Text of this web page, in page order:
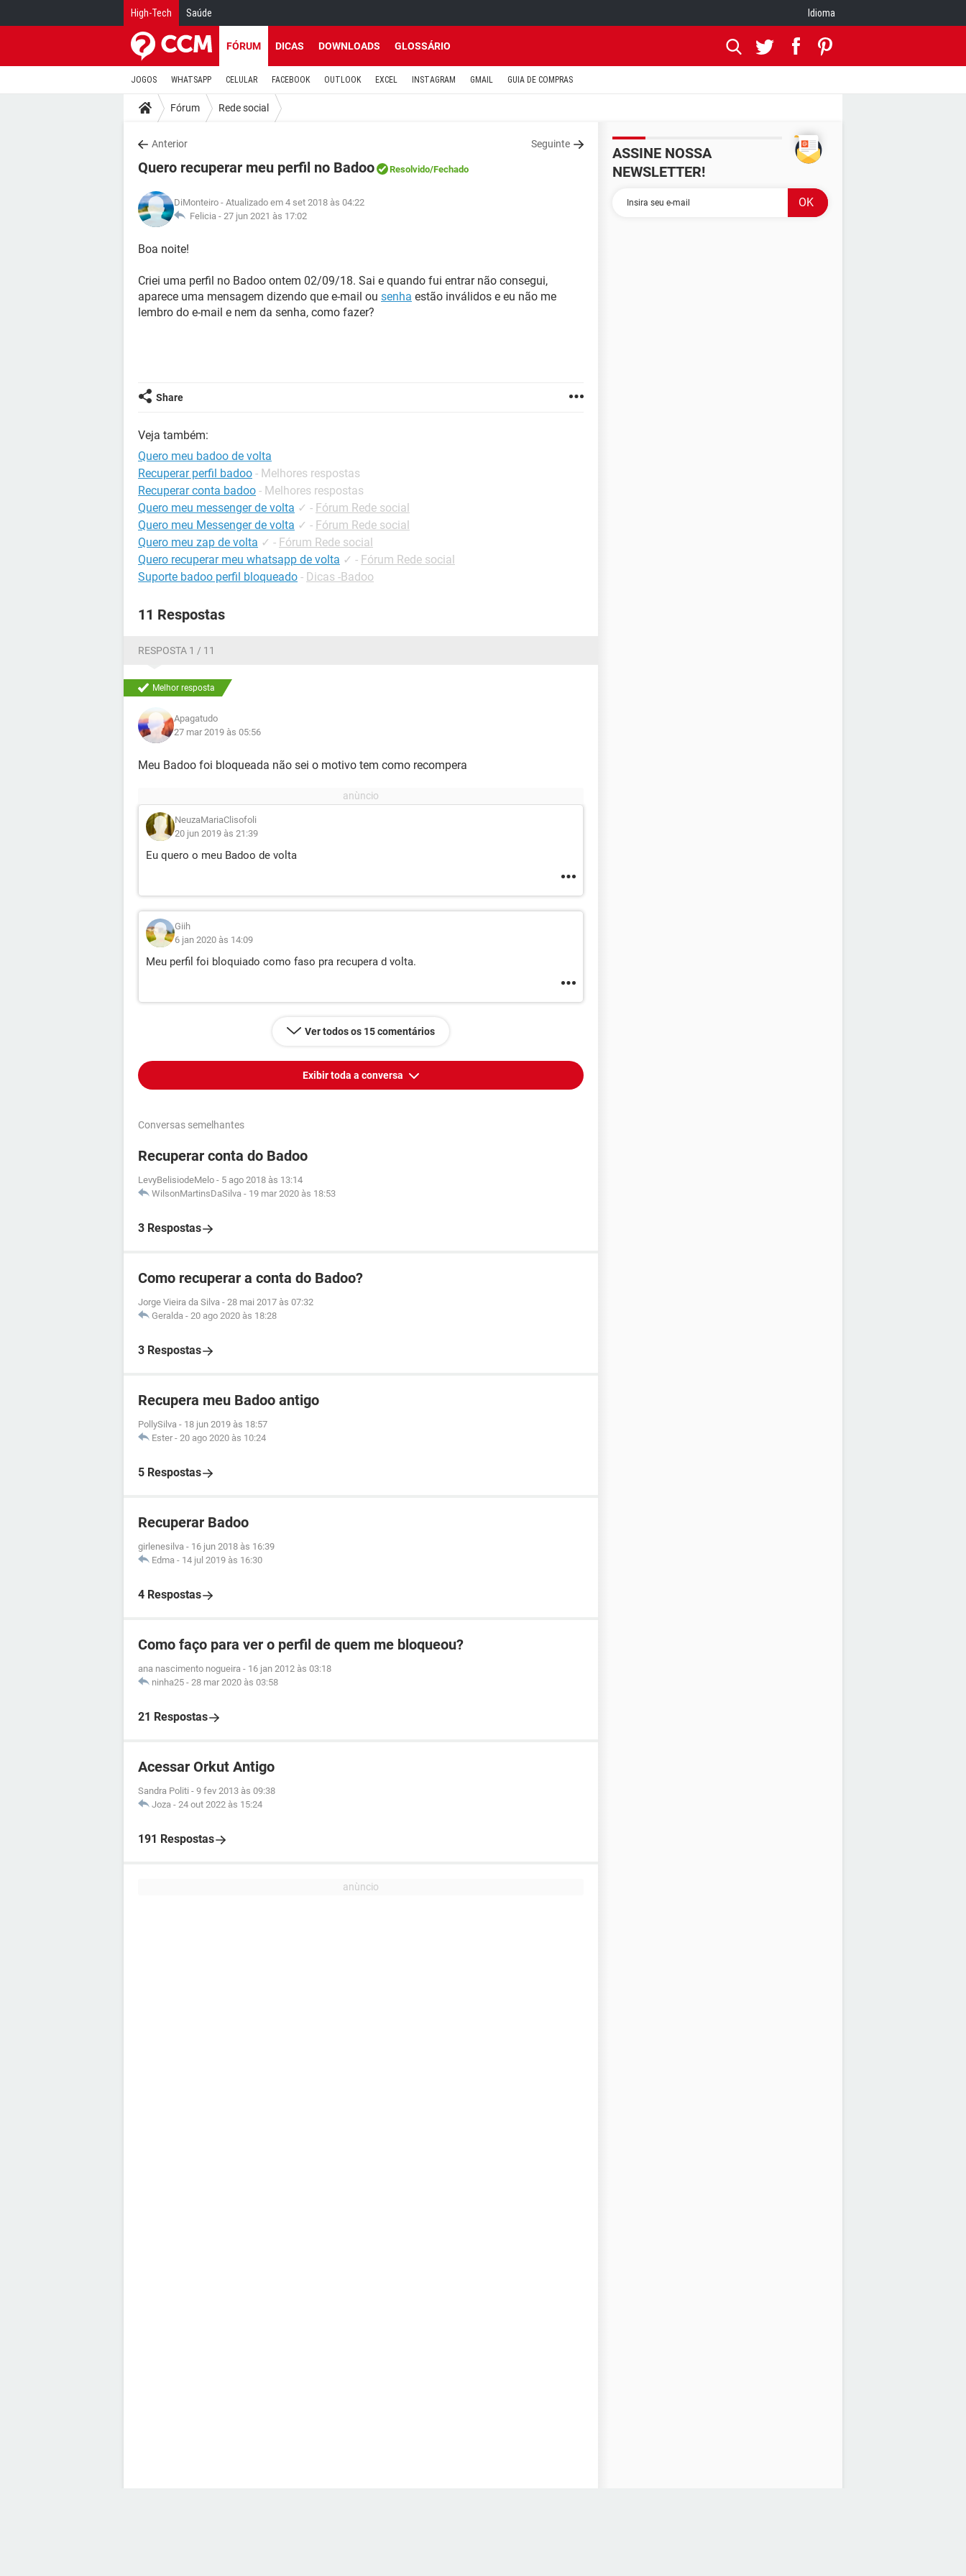
High-Tech Saúde Idioma
FÓRUM DICAS DOWNLOADS GLOSSÁRIO
JOGOS WHATSAPP CELULAR FACEBOOK OUTLOOK EXCEL INSTAGRAM GMAIL GUIA DE COMPRAS
Fórum Rede social
Anterior Seguinte
Quero recuperar meu perfil no Badoo Resolvido/Fechado
DiMonteiro - Atualizado em 4 set 2018 às 04:22
Felicia - 27 jun 2021 às 17:02
Boa noite!
Criei uma perfil no Badoo ontem 02/09/18. Sai e quando fui entrar não consegui,
aparece uma mensagem dizendo que e-mail ou senha estão inválidos e eu não me
lembro do e-mail e nem da senha, como fazer?
Share
Veja também:
Quero meu badoo de volta
Recuperar perfil badoo - Melhores respostas
Recuperar conta badoo - Melhores respostas
Quero meu messenger de volta ✓ - Fórum Rede social
Quero meu Messenger de volta ✓ - Fórum Rede social
Quero meu zap de volta ✓ - Fórum Rede social
Quero recuperar meu whatsapp de volta ✓ - Fórum Rede social
Suporte badoo perfil bloqueado - Dicas -Badoo
11 Respostas
RESPOSTA 1 / 11
Melhor resposta
Apagatudo
27 mar 2019 às 05:56
Meu Badoo foi bloqueada não sei o motivo tem como recompera
NeuzaMariaClisofoli
20 jun 2019 às 21:39
Eu quero o meu Badoo de volta
Giih
6 jan 2020 às 14:09
Meu perfil foi bloquiado como faso pra recupera d volta.
Ver todos os 15 comentários
Exibir toda a conversa
Conversas semelhantes
Recuperar conta do Badoo
LevyBelisiodeMelo - 5 ago 2018 às 13:14
WilsonMartinsDaSilva - 19 mar 2020 às 18:53
3 Respostas
Como recuperar a conta do Badoo?
Jorge Vieira da Silva - 28 mai 2017 às 07:32
Geralda - 20 ago 2020 às 18:28
3 Respostas
Recupera meu Badoo antigo
PollySilva - 18 jun 2019 às 18:57
Ester - 20 ago 2020 às 10:24
5 Respostas
Recuperar Badoo
girlenesilva - 16 jun 2018 às 16:39
Edma - 14 jul 2019 às 16:30
4 Respostas
Como faço para ver o perfil de quem me bloqueou?
ana nascimento nogueira - 16 jan 2012 às 03:18
ninha25 - 28 mar 2020 às 03:58
21 Respostas
Acessar Orkut Antigo
Sandra Politi - 9 fev 2013 às 09:38
Joza - 24 out 2022 às 15:24
191 Respostas
ASSINE NOSSA
NEWSLETTER!